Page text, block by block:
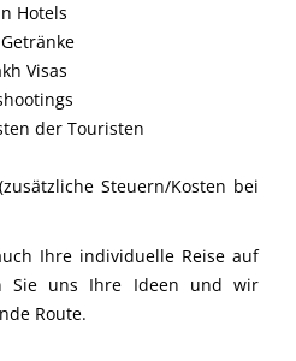
Hotels
Visas
der Touristen
Steuern/Kosten bei
Ihre individuelle Reise auf
Sie uns Ihre Ideen und wir
Route.